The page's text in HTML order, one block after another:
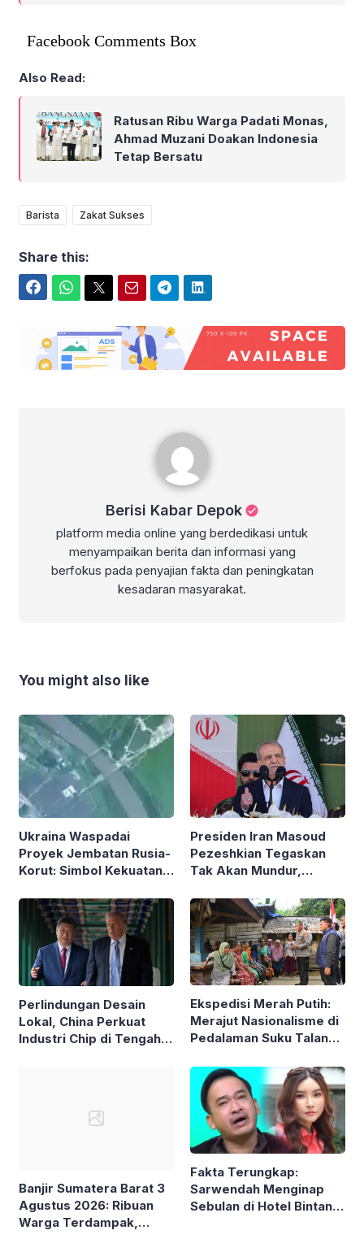
Facebook Comments Box
Also Read:
Ratusan Ribu Warga Padati Monas,
Ahmad Muzani Doakan Indonesia
Tetap Bersatu
Barista Zakat Sukses
Share this:
Berisi Kabar Depok
platform media online yang berdedikasi untuk
menyampaikan berita dan informasi yang
berfokus pada penyajian fakta dan peningkatan
kesadaran masyarakat.
You might also like
Ukraina Waspadai
Proyek Jembatan Rusia-
Korut: Simbol Kekuatan
Presiden Iran Masoud
Pezeshkian Tegaskan
Tak Akan Mundur,
Resign Berulang Kali
Perlindungan Desain
Lokal, China Perkuat
Industri Chip di Tengah
Ekspedisi Merah Putih:
Merajut Nasionalisme di
Pedalaman Suku Talang
81 RI
Banjir Sumatera Barat 3
Agustus 2026: Ribuan
Warga Terdampak,
Fakta Terungkap:
Sarwendah Menginap
Sebulan di Hotel Bintang